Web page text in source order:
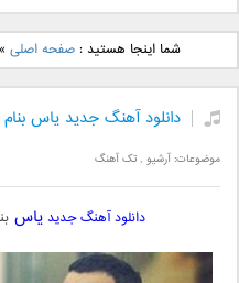
دانلود آهنگ جدید بهنام
بانی بنام قرص قمر 2شما اینجا هستید :صفحه اصلی »
دانلود آهنگ جدید یاس بنام
موضوعات:آرشیو ,تک آهنگ
دانلود آهنگ جدید یاس